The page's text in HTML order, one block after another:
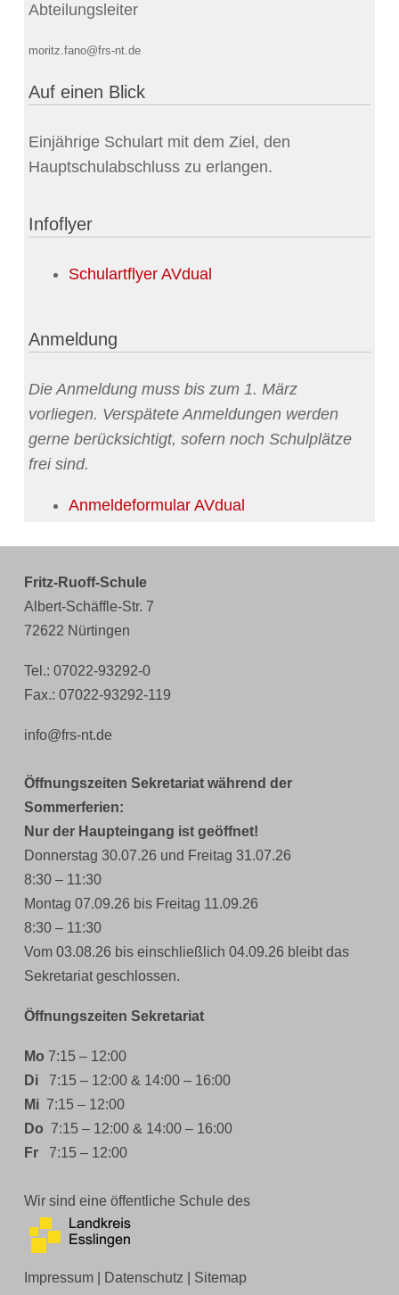
Abteilungsleiter
moritz.fano@frs-nt.de
Auf einen Blick
Einjährige Schulart mit dem Ziel, den
Hauptschulabschluss zu erlangen.
Infoflyer
Schulartflyer AVdual
Anmeldung
Die Anmeldung muss bis zum 1. März
vorliegen. Verspätete Anmeldungen werden
gerne berücksichtigt, sofern noch Schulplätze
frei sind.
Anmeldeformular AVdual
Fritz-Ruoff-Schule
Albert-Schäffle-Str. 7
72622 Nürtingen
Tel.: 07022-93292-0
Fax.: 07022-93292-119
info@frs-nt.de
Öffnungszeiten Sekretariat während der
Sommerferien:
Nur der Haupteingang ist geöffnet!
Donnerstag 30.07.26 und Freitag 31.07.26
8:30 – 11:30
Montag 07.09.26 bis Freitag 11.09.26
8:30 – 11:30
Vom 03.08.26 bis einschließlich 04.09.26 bleibt das
Sekretariat geschlossen.
Öffnungszeiten Sekretariat
Mo 7:15 – 12:00
Di 7:15 – 12:00 & 14:00 – 16:00
Mi 7:15 – 12:00
Do 7:15 – 12:00 & 14:00 – 16:00
Fr 7:15 – 12:00
Wir sind eine öffentliche Schule des
Impressum | Datenschutz | Sitemap